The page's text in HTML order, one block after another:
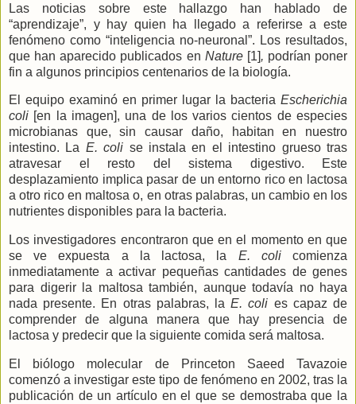
Las noticias sobre este hallazgo han hablado de
“aprendizaje”, y hay quien ha llegado a referirse a este
fenómeno como “inteligencia no-neuronal”. Los resultados,
que han aparecido publicados en Nature [1], podrían poner
fin a algunos principios centenarios de la biología.
El equipo examinó en primer lugar la bacteria Escherichia
coli [en la imagen], una de los varios cientos de especies
microbianas que, sin causar daño, habitan en nuestro
intestino. La E. coli se instala en el intestino grueso tras
atravesar el resto del sistema digestivo. Este
desplazamiento implica pasar de un entorno rico en lactosa
a otro rico en maltosa o, en otras palabras, un cambio en los
nutrientes disponibles para la bacteria.
Los investigadores encontraron que en el momento en que
se ve expuesta a la lactosa,
la E. colicomienza
inmediatamente a activar pequeñas cantidades de genes
para digerir la maltosa también, aunque todavía no haya
nada presente. En otras palabras,
laE. coli es capaz de
comprender de alguna manera que hay presencia de
lactosa y predecir que la siguiente comida será maltosa.
El biólogo molecular de Princeton Saeed Tavazoie
comenzó a investigar este tipo de fenómeno en 2002, tras la
publicación de un artículo en el que se demostraba que la